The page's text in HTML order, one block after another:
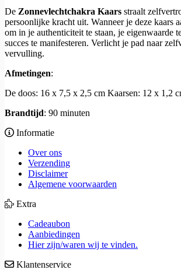
De Zonnevlechtchakra Kaars straalt
persoonlijke kracht uit. Wanneer je deze kaars
om in je authenticiteit te staan, je eigenwaarde
succes te manifesteren. Verlicht je pad naar
vervulling.
Afmetingen:
De doos: 16 x 7,5 x 2,5 cm Kaarsen: 12 x 1,2
Brandtijd: 90 minuten
Informatie
Over ons
Verzending
Disclaimer
Algemene voorwaarden
Extra
Cadeaubon
Aanbiedingen
Hier zijn/waren wij te vinden.
Klantenservice